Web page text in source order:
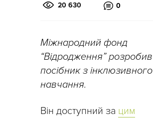
20 630 0
Міжнародний фонд
“Відродження” розробив
посібник з інклюзивного
навчання.
Він доступний за цим